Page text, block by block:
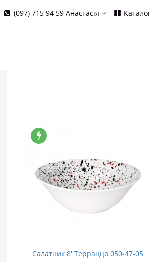
(097) 715 94 59 Анастасія Каталог
Салатник 8' Терраццо 050-47-05